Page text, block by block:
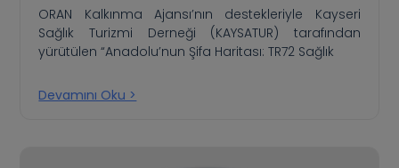
ORAN Kalkınma Ajansı’nın destekleriyle Kayseri
Sağlık Turizmi Derneği (KAYSATUR) tarafından
yürütülen “Anadolu’nun Şifa Haritası: TR72 Sağlık
Devamını Oku >